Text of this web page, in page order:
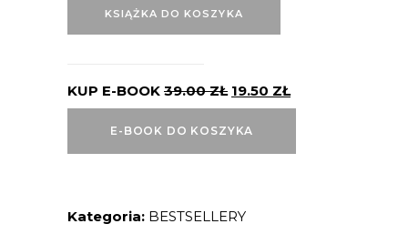
KSIĄŻKA DO KOSZYKA
KUP E-BOOK 39.00ZŁ 19.50 ZŁ
E-BOOK DO KOSZYKA
Kategoria: BESTSELLERY